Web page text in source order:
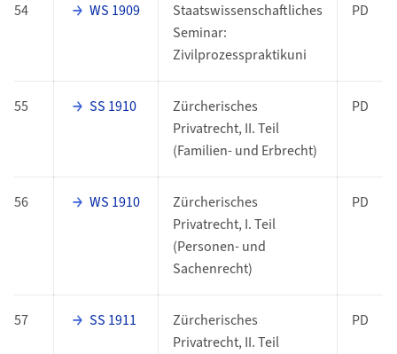
54 WS 1909
Staatswissenschaftliches
Seminar:
Zivilprozesspraktikuni
PD
55 SS 1910
Zürcherisches
Privatrecht, II. Teil
(Familien- und Erbrecht)
PD
56 WS 1910
Zürcherisches
Privatrecht, I. Teil
(Personen- und
Sachenrecht)
PD
57 SS 1911
Zürcherisches
Privatrecht, II. Teil
PD